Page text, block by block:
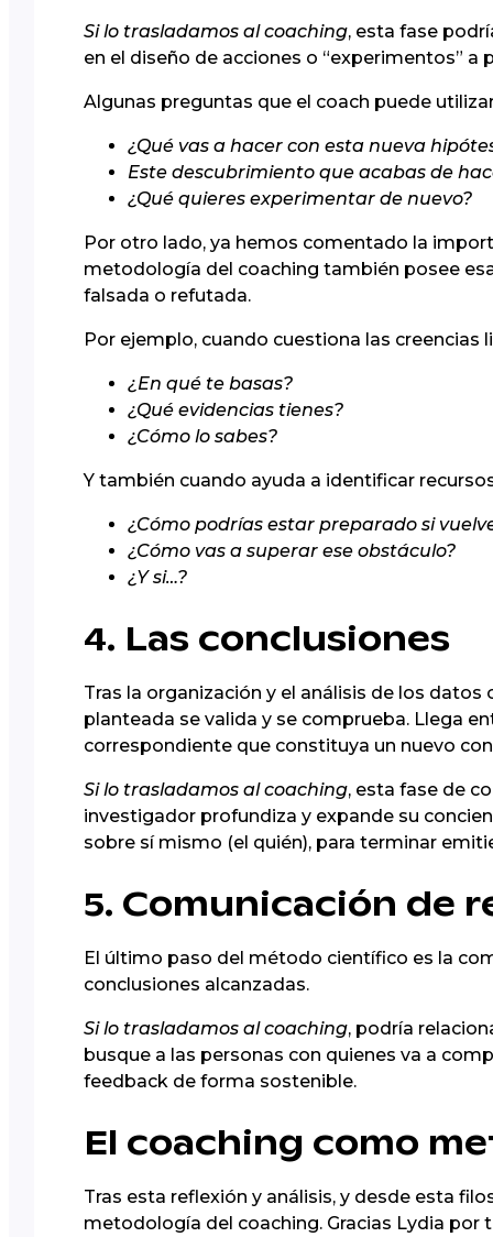
Si lo trasladamos al coaching, esta fase
en el diseño de acciones o “experimentos”
Algunas preguntas que el coach puede
¿Qué vas a hacer con esta nueva
Este descubrimiento que acabas de
¿Qué quieres experimentar de nuevo?
Por otro lado, ya hemos comentado la
metodología del coaching también posee
falsada o refutada.
Por ejemplo, cuando cuestiona las
¿En qué te basas?
¿Qué evidencias tienes?
¿Cómo lo sabes?
Y también cuando ayuda a identificar
¿Cómo podrías estar preparado si
¿Cómo vas a superar ese obstáculo?
¿Y si…?
4. Las conclusiones
Tras la organización y el análisis de los
planteada se valida y se comprueba. Llega
correspondiente que constituya un nuevo
Si lo trasladamos al coaching, esta fase de
investigador profundiza y expande su
sobre sí mismo (el quién), para terminar
5. Comunicación de
El último paso del método científico es la
conclusiones alcanzadas.
Si lo trasladamos al coaching, podría
busque a las personas con quienes va a
feedback de forma sostenible.
El coaching como
Tras esta reflexión y análisis, y desde esta
metodología del coaching. Gracias Lydia